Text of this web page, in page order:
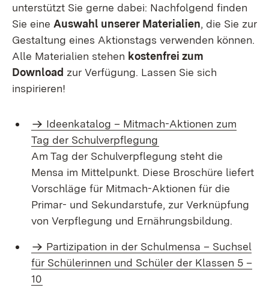
unterstützt Sie gerne dabei: Nachfolgend finden
Sie eine Auswahl unserer Materialien, die Sie zur
Gestaltung eines Aktionstags verwenden können.
Alle Materialien stehen kostenfrei zum
Download zur Verfügung. Lassen Sie sich
inspirieren!
Ideenkatalog – Mitmach-Aktionen zum
Tag der Schulverpflegung
Am Tag der Schulverpflegung steht die
Mensa im Mittelpunkt. Diese Broschüre liefert
Vorschläge für Mitmach-Aktionen für die
Primar- und Sekundarstufe, zur Verknüpfung
von Verpflegung und Ernährungsbildung.
Partizipation in der Schulmensa – Suchsel
für Schülerinnen und Schüler der Klassen 5 –
10